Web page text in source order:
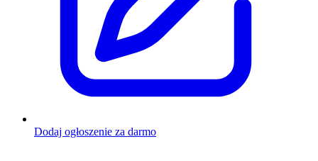
Dodaj ogłoszenie za darmo